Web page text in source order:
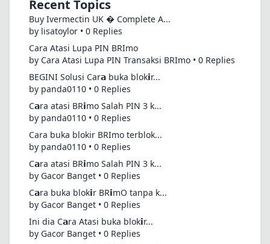
Recent Topics
Buy Ivermectin UK � Complete A...
by lisatoylor • 0 Replies
Cara Atasi Lupa PIN BRImo
by Cara Atasi Lupa PIN Transaksi BRImo • 0 Replies
BEGINI Solusi Car𝗮 buka blok𝗶r...
by panda0110 • 0 Replies
C𝗮ra atasi BR𝗶mo Salah PIN 3 k...
by panda0110 • 0 Replies
Cara buka blokir BRImo terblok...
by panda0110 • 0 Replies
C𝗮ra atasi BR𝗶mo Salah PIN 3 k...
by Gacor Banget • 0 Replies
C𝗮ra buka blok𝗶r BR𝗶mO tanpa k...
by Gacor Banget • 0 Replies
Ini dia C𝗮ra Atasi buka blok𝗶r...
by Gacor Banget • 0 Replies